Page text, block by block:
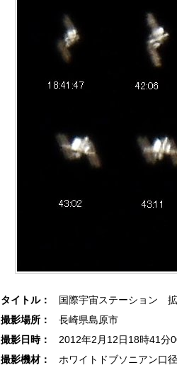
タイトル：
国際宇宙ステーション
撮影場所：
長崎県島原市
撮影日時：
2012年2月12日18時41分
撮影機材：
ホワイトドブソニアン口